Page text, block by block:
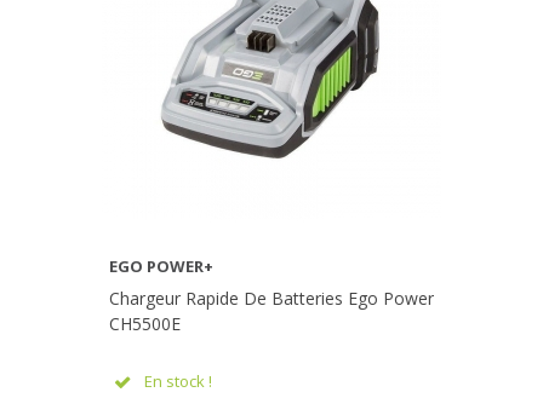
EGO POWER+
Chargeur Rapide De Batteries Ego Power
CH5500E
En stock !